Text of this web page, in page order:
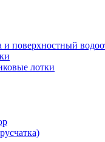
и поверхностный
лотки